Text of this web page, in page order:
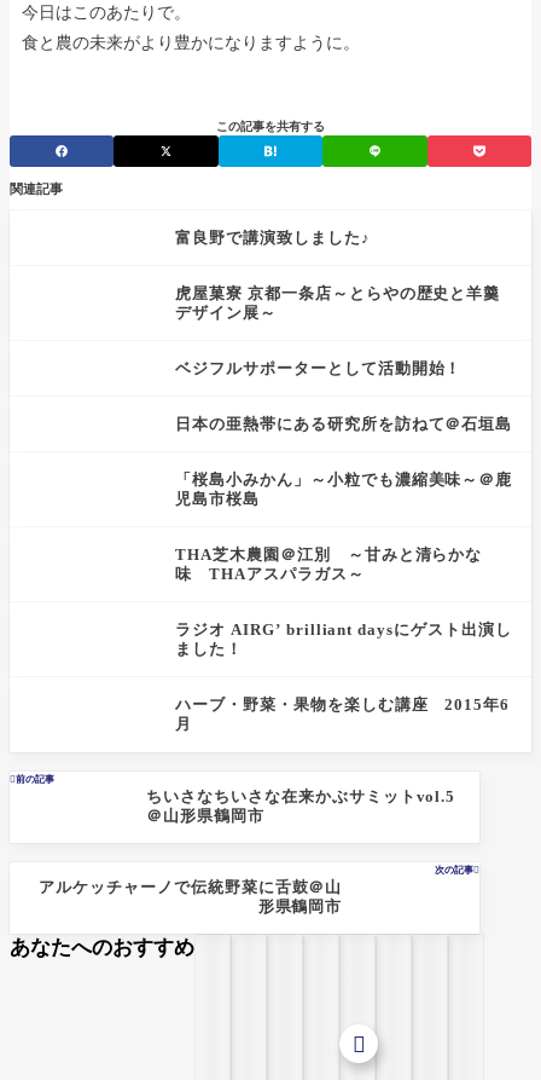
今日はこのあたりで。
食と農の未来がより豊かになりますように。
この記事を共有する
関連記事
富良野で講演致しました♪
虎屋菓寮 京都一条店～とらやの歴史と羊羹
デザイン展～
ベジフルサポーターとして活動開始！
日本の亜熱帯にある研究所を訪ねて＠石垣島
「桜島小みかん」～小粒でも濃縮美味～＠鹿
児島市桜島
THA芝木農園＠江別 ～甘みと清らかな
味 THAアスパラガス～
ラジオ AIRG’ brilliant daysにゲスト出演し
ました！
ハーブ・野菜・果物を楽しむ講座 2015年6
月
前の記事
ちいさなちいさな在来かぶサミットvol.5
＠山形県鶴岡市
次の記事
アルケッチャーノで伝統野菜に舌鼓＠山
形県鶴岡市
あなたへのおすすめ
